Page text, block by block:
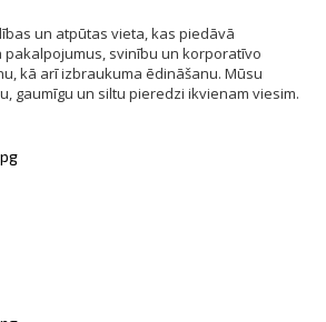
un atpūtas vieta, kas piedāvā
svinību un korporatīvo
kā arī izbraukuma ēdināšanu. Mūsu
gaumīgu un siltu pieredzi ikvienam viesim.